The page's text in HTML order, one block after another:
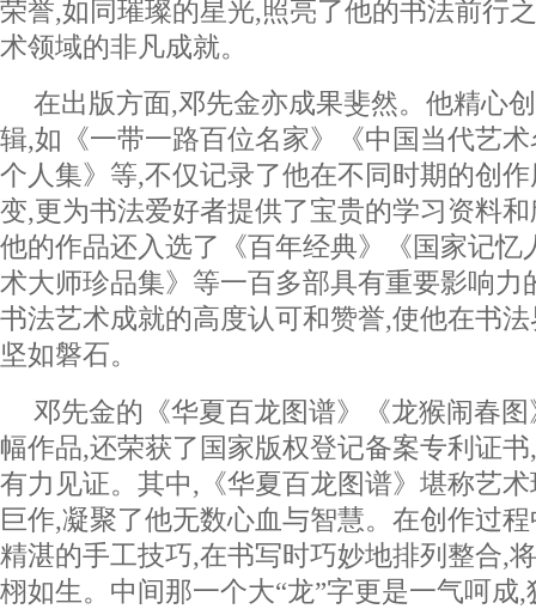
荣誉,如同璀璨的星光,照亮了他的书法前行
术领域的非凡成就。
在出版方面,邓先金亦成果斐然。他精心
辑,如《一带一路百位名家》《中国当代艺
个人集》等,不仅记录了他在不同时期的创
变,更为书法爱好者提供了宝贵的学习资料
他的作品还入选了《百年经典》《国家记忆
术大师珍品集》等一百多部具有重要影响力
书法艺术成就的高度认可和赞誉,使他在书
坚如磐石。
邓先金的《华夏百龙图谱》《龙猴闹春
幅作品,还荣获了国家版权登记备案专利证
有力见证。其中,《华夏百龙图谱》堪称艺
巨作,凝聚了他无数心血与智慧。在创作过
精湛的手工技巧,在书写时巧妙地排列整合,
栩如生。中间那一个大“龙”字更是一气呵成